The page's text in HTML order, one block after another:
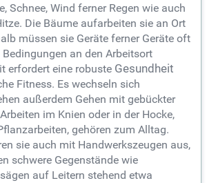
Schnee, Wind ferner Regen wie auch
Die Bäume aufarbeiten sie an Ort
müssen sie Geräte ferner Geräte oft
an den Arbeitsort
erfordert eine robuste Gesundheit
Fitness. Es wechseln sich
außerdem Gehen mit gebückter
im Knien oder in der Hocke,
gehören zum Alltag.
sie auch mit Handwerkszeugen aus,
schwere Gegenstände wie
auf Leitern stehend etwa